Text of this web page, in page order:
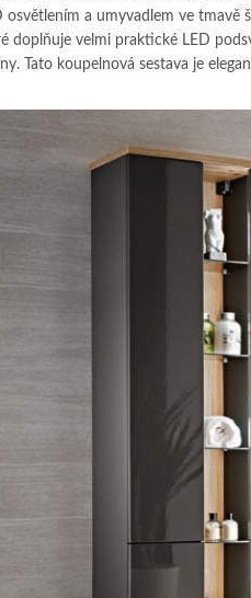
osvětlením a umyvadlem ve tmavě
doplňuje velmi praktické LED
Tato koupelnová sestava je